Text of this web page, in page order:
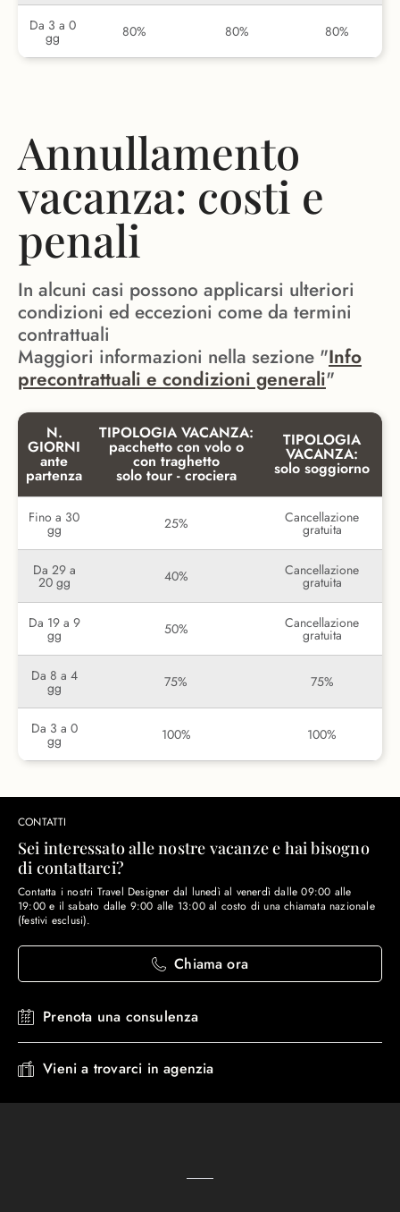
Da 3 a 0
gg 80% 80% 80%
Annullamento
vacanza: costi e
penali
In alcuni casi possono applicarsi ulteriori
condizioni ed eccezioni come da termini
contrattuali
Maggiori informazioni nella sezione "Info
precontrattuali e condizioni generali"
N.
GIORNI
ante
partenza
TIPOLOGIA VACANZA:
pacchetto con volo o
con traghetto
solo tour - crociera
TIPOLOGIA
VACANZA:
solo soggiorno
Fino a 30
gg 25% Cancellazione
gratuita
Da 29 a
20 gg 40% Cancellazione
gratuita
Da 19 a 9
gg 50% Cancellazione
gratuita
Da 8 a 4
gg 75% 75%
Da 3 a 0
gg 100% 100%
CONTATTI
Sei interessato alle nostre vacanze e hai bisogno
di contattarci?
Contatta i nostri Travel Designer dal lunedì al venerdì dalle 09:00 alle
19:00 e il sabato dalle 9:00 alle 13:00 al costo di una chiamata nazionale
(festivi esclusi).
Chiama ora
Prenota una consulenza
Vieni a trovarci in agenzia